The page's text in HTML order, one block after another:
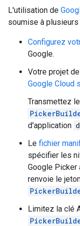
L'utilisation de
soumise à
Configurez
Google.
Votre projet
Google Cloud
Transmettez
d'application
Le fichier
spécifier les
Google Picker
renvoie le
Limitez la clé